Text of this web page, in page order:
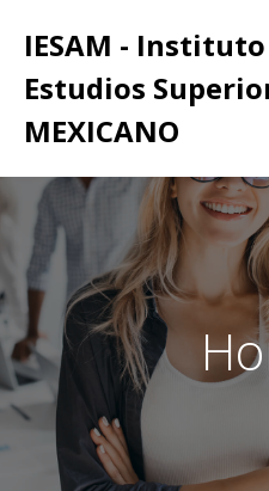
IESAM -
Estudios
MEXICANO